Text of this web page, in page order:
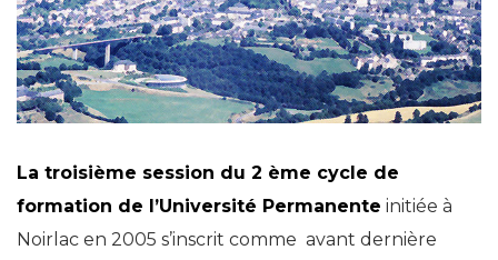
La troisième session du 2 ème cycle de
formation de l’Université Permanente initiée à
Noirlac en 2005 s’inscrit comme avant dernière